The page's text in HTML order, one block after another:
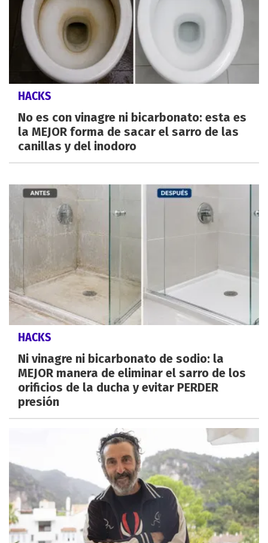
HACKS
No es con vinagre ni bicarbonato: esta es
la MEJOR forma de sacar el sarro de las
canillas y del inodoro
HACKS
Ni vinagre ni bicarbonato de sodio: la
MEJOR manera de eliminar el sarro de los
orificios de la ducha y evitar PERDER
presión